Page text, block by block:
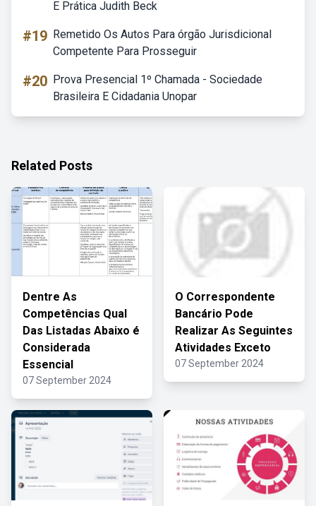
E Prática Judith Beck
#19 Remetido Os Autos Para órgão Jurisdicional
Competente Para Prosseguir
#20 Prova Presencial 1º Chamada - Sociedade
Brasileira E Cidadania Unopar
Related Posts
Dentre As
Competências Qual
Das Listadas Abaixo é
Considerada
Essencial
07 September 2024
O Correspondente
Bancário Pode
Realizar As Seguintes
Atividades Exceto
07 September 2024